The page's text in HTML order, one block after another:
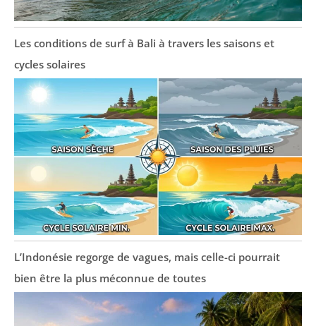
Les conditions de surf à Bali à travers les saisons et
cycles solaires
L’Indonésie regorge de vagues, mais celle-ci pourrait
bien être la plus méconnue de toutes